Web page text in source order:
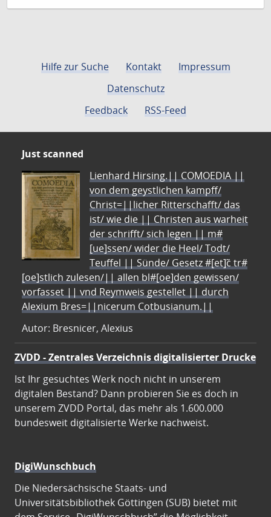
Hilfe zur Suche Kontakt
Impressum
Datenschutz
Feedback
RSS-Feed
Just scanned
Lienhard Hirsing.|| COMOEDIA ||
von dem geystlichen kampff/
Christ=||licher Ritterschafft/ das
ist/ wie die || Christen aus warheit
der schrifft/ sich legen || m#
[ue]ssen/ wider die Heel/ Todt/
Teuffel || Sünde/ Gesetz #[et]c̃ tr#
[oe]stlich zulesen/|| allen bl#[oe]den gewissen/
vorfasset || vnd Reymweis gestellet || durch
Alexium Bres=||nicerum Cotbusianum.||
Autor: Bresnicer, Alexius
ZVDD - Zentrales Verzeichnis digitalisierter Drucke
Ist Ihr gesuchtes Werk noch nicht in unserem
digitalen Bestand? Dann probieren Sie es doch in
unserem ZVDD Portal, das mehr als 1.600.000
bundesweit digitalisierte Werke nachweist.
DigiWunschbuch
Die Niedersächsische Staats- und
Universitätsbibliothek Göttingen (SUB) bietet mit